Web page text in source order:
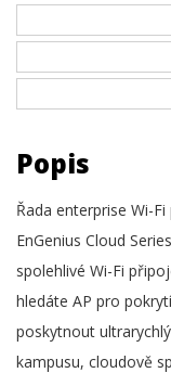
Popis
Řada enterprise Wi-
EnGenius Cloud
spolehlivé Wi-Fi
hledáte AP pro
poskytnout
kampusu, cloudově